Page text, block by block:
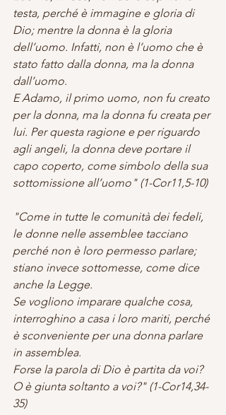
testa, perché è immagine e gloria di
Dio; mentre la donna è la gloria
dell’uomo. Infatti, non è l’uomo che è
stato fatto dalla donna, ma la donna
dall’uomo.
E Adamo, il primo uomo, non fu creato
per la donna, ma la donna fu creata per
lui. Per questa ragione e per riguardo
agli angeli, la donna deve portare il
capo coperto, come simbolo della sua
sottomissione all’uomo" (1-Cor11,5-10)
"Come in tutte le comunità dei fedeli,
le donne nelle assemblee tacciano
perché non è loro permesso parlare;
stiano invece sottomesse, come dice
anche la Legge.
Se vogliono imparare qualche cosa,
interroghino a casa i loro mariti, perché
è sconveniente per una donna parlare
in assemblea.
Forse la parola di Dio è partita da voi?
O è giunta soltanto a voi?" (1-Cor14,34-
35)